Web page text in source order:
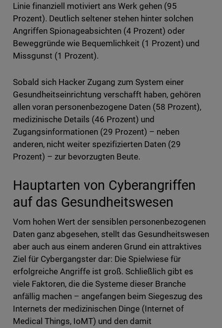
Linie finanziell motiviert ans Werk gehen (95
Prozent). Deutlich seltener stehen hinter solchen
Angriffen Spionageabsichten (4 Prozent) oder
Beweggründe wie Bequemlichkeit (1 Prozent) und
Missgunst (1 Prozent).
Sobald sich Hacker Zugang zum System einer
Gesundheitseinrichtung verschafft haben, gehören
allen voran personenbezogene Daten (58 Prozent),
medizinische Details (46 Prozent) und
Zugangsinformationen (29 Prozent) – neben
anderen, nicht weiter spezifizierten Daten (29
Prozent) – zur bevorzugten Beute.
Hauptarten von Cyberangriffen
auf das Gesundheitswesen
Vom hohen Wert der sensiblen personenbezogenen
Daten ganz abgesehen, stellt das Gesundheitswesen
aber auch aus einem anderen Grund ein attraktives
Ziel für Cybergangster dar: Die Spielwiese für
erfolgreiche Angriffe ist groß. Schließlich gibt es
viele Faktoren, die die Systeme dieser Branche
anfällig machen – angefangen beim Siegeszug des
Internets der medizinischen Dinge (Internet of
Medical Things, IoMT) und den damit